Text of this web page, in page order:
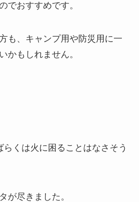
でおすすめです。
も、キャンプ用や防災用に一
かもしれません。
らくは火に困ることはなさそう
が尽きました。